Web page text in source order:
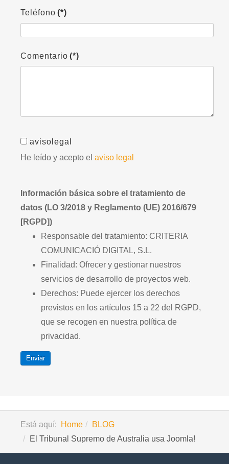
Teléfono (*)
Comentario (*)
avisolegal
He leído y acepto el aviso legal
Información básica sobre el tratamiento de
datos (LO 3/2018 y Reglamento (UE) 2016/679
[RGPD])
Responsable del tratamiento: CRITERIA
COMUNICACIÓ DIGITAL, S.L.
Finalidad: Ofrecer y gestionar nuestros
servicios de desarrollo de proyectos web.
Derechos: Puede ejercer los derechos
previstos en los artículos 15 a 22 del RGPD,
que se recogen en nuestra política de
privacidad.
Enviar
Está aquí: Home
BLOG
El Tribunal Supremo de Australia usa Joomla!